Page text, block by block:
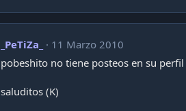
_PeTiZa_
11 Marzo 2010
pobeshito no tiene posteos en su
saluditos (K)